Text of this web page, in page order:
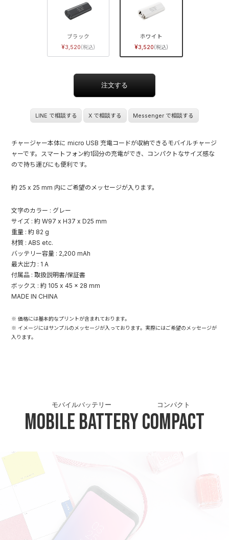
ブラック
3,520
ホワイト
3,520
LINE で相談する X で相談する Messenger で相談する
チャージャー本体に micro USB 充電コードが収納できるモバイルチャージ
ャーです。スマートフォン約1回分の充電ができ、コンパクトなサイズ感な
ので持ち運びにも便利です。
約 25 x 25 mm 内にご希望のメッセージが入ります。
文字のカラー : グレー
サイズ : 約 W97 x H37 x D25 mm
重量 : 約 82 g
材質 : ABS etc.
バッテリー容量 : 2,200 mAh
最大出力 : 1 A
付属品 : 取扱説明書/保証書
ボックス : 約 105 x 45 x 28 mm
MADE IN CHINA
※ 価格には基本的なプリントが含まれております。
※ イメージにはサンプルのメッセージが入っております。実際にはご希望のメッセージが
入ります。
Mobile Battery
モバイルバッテリー
Compact
コンパクト